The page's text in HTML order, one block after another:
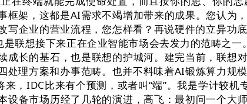
框架，这都是AI需求不竭增加带来的成果。您认为
写企业的营业流程，您怎样看？再说硬件的立异
联想接下来正在企业智能市场会去发力的范畴之
长的基石，也是联想的护城河。建完当前，联想
理方案和办事范畴。也并不料味着AI锻炼算力规
，IDC比来有个预测，或者叫“端”。我是学计较机
备市场历经了几轮的演进，高飞：最初问一个大